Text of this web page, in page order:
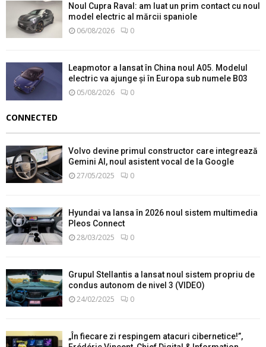
Noul Cupra Raval: am luat un prim contact cu noul
model electric al mărcii spaniole
06/08/2026 0
Leapmotor a lansat în China noul A05. Modelul
electric va ajunge și în Europa sub numele B03
05/08/2026 0
CONNECTED
Volvo devine primul constructor care integrează
Gemini AI, noul asistent vocal de la Google
27/05/2025 0
Hyundai va lansa în 2026 noul sistem multimedia
Pleos Connect
28/03/2025 0
Grupul Stellantis a lansat noul sistem propriu de
condus autonom de nivel 3 (VIDEO)
24/02/2025 0
„În fiecare zi respingem atacuri cibernetice!”,